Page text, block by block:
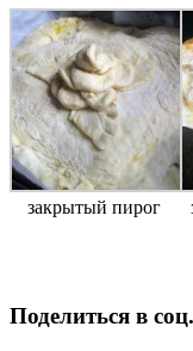
закрытый пирог
Поделиться в